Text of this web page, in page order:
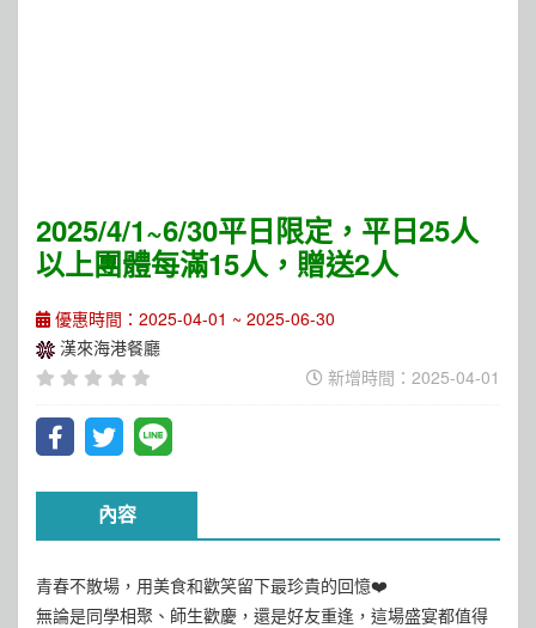
2025/4/1~6/30平日限定，平日25人
以上團體每滿15人，贈送2人
優惠時間：2025-04-01 ~ 2025-06-30
漢來海港餐廳
新增時間：2025-04-01
內容
青春不散場，用美食和歡笑留下最珍貴的回憶❤️
無論是同學相聚、師生歡慶，還是好友重逢，這場盛宴都值得